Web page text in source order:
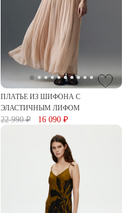
ПЛАТЬЕ ИЗ ШИФОНА С
ЭЛАСТИЧНЫМ ЛИФОМ
22 990 ₽ 16 090 ₽